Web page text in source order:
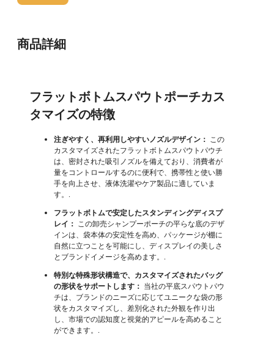
商品詳細
フラットボトムスパウトポーチカス
タマイズの特徴
注ぎやすく、再利用しやすいノズルデザイン： この
カスタマイズされたフラットボトムスパウトパウチ
は、密封された吸引ノズルを備えており、消費者が
量をコントロールするのに便利で、携帯性と使い勝
手を向上させ、液体洗濯やケア製品に適していま
す。.
フラットボトムで安定したスタンディングディスプ
レイ： この卸売シャンプーポーチの平らな底のデザ
インは、袋本体の安定性を高め、パッケージが棚に
自然に立つことを可能にし、ディスプレイの美しさ
とブランドイメージを高めます。.
特別な特殊形状構造で、カスタマイズされたバッグ
の形状をサポートします： 当社の平底スパウトパウ
チは、ブランドのニーズに応じてユニークな袋の形
状をカスタマイズし、差別化された外観を作り出
し、市場での認知度と視覚的アピールを高めること
ができます。.